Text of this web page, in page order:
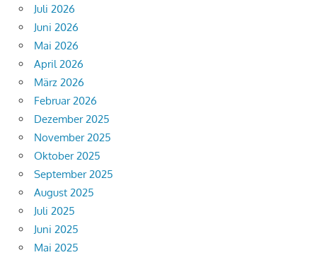
Juli 2026
Juni 2026
Mai 2026
April 2026
März 2026
Februar 2026
Dezember 2025
November 2025
Oktober 2025
September 2025
August 2025
Juli 2025
Juni 2025
Mai 2025